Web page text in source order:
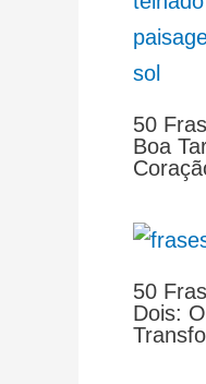
50
Boa
50
Dois: